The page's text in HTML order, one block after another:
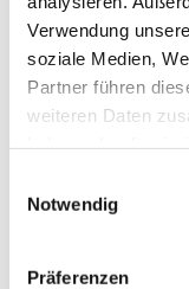
Verwendung
soziale Medien,
Partner führen
weiteren Daten
Notwendig
Präferenzen
Karlstor,
Event Series: